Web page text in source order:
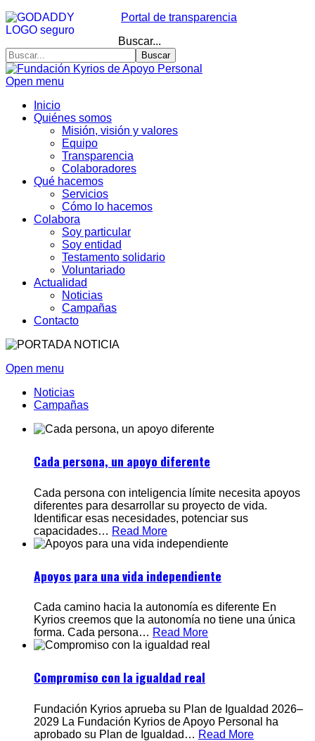
Portal de transparencia
Buscar...
Buscar
Open menu
Inicio
Quiénes somos
Misión, visión y valores
Equipo
Transparencia
Colaboradores
Qué hacemos
Servicios
Cómo lo hacemos
Colabora
Soy particular
Soy entidad
Testamento solidario
Voluntariado
Actualidad
Noticias
Campañas
Contacto
Open menu
Noticias
Campañas
Cada persona, un apoyo diferente
Cada persona con inteligencia límite necesita apoyos
diferentes para desarrollar su proyecto de vida.
Identificar esas necesidades, potenciar sus
capacidades… Read More
Apoyos para una vida independiente
Cada camino hacia la autonomía es diferente En
Kyrios creemos que la autonomía no tiene una única
forma. Cada persona… Read More
Compromiso con la igualdad real
Fundación Kyrios aprueba su Plan de Igualdad 2026–
2029 La Fundación Kyrios de Apoyo Personal ha
aprobado su Plan de Igualdad … Read More